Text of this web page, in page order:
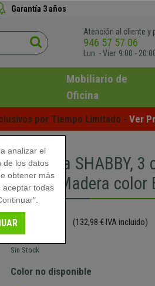
Garantía 3 años
Atención al cliente y
946 57 57 06
Lun. - Vier. 9:00 -
Mobiliario de
Oficina
por Tiempo Limitado - Ver
Cajonera SHABBY,
cm, en Madera color
109,90 € (132,98 € IVA incluido)
Sin Stock
Color no disponible
analizar el
de los datos
obtener más
aceptar todas